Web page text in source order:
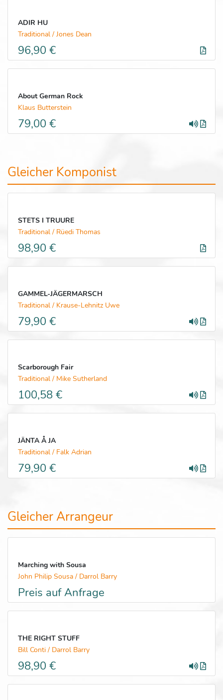
ADIR HU
Traditional / Jones Dean
96,90 €
About German Rock
Klaus Butterstein
79,00 €
Gleicher Komponist
STETS I TRUURE
Traditional / Rüedi Thomas
98,90 €
GAMMEL-JÄGERMARSCH
Traditional / Krause-Lehnitz Uwe
79,90 €
Scarborough Fair
Traditional / Mike Sutherland
100,58 €
JÄNTA Å JA
Traditional / Falk Adrian
79,90 €
Gleicher Arrangeur
Marching with Sousa
John Philip Sousa / Darrol Barry
Preis auf Anfrage
THE RIGHT STUFF
Bill Conti / Darrol Barry
98,90 €